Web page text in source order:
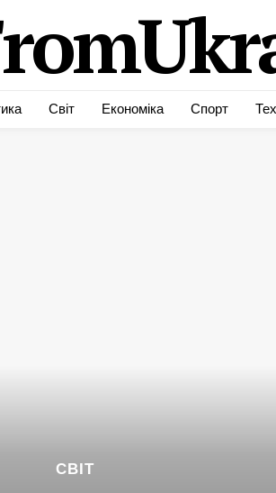
Світ Економіка Спорт
СВІТ